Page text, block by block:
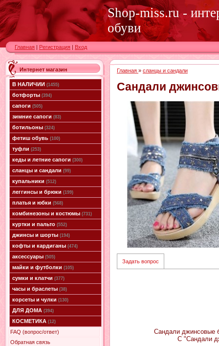
Shop-miss.ru -
обуви
Главная | Регистрация | Вход
Интернет магазин
В НАЛИЧИИ (1455)
ботфорты (394)
сапоги (505)
зимние сапоги (83)
ботильоны (324)
фетиш обувь (100)
туфли (253)
кеды и летние сапоги (300)
сланцы и сандали (99)
купальники (512)
леггинсы и брюки (199)
платья и юбки (568)
комбинезоны и костюмы (731)
куртки и пальто (552)
джинсы и шорты (194)
кофты и кардиганы (474)
аксессуары (505)
майки и футболки (105)
сумки и клатчи (377)
часы и браслеты (38)
корсеты и чулки (130)
ДЛЯ ДОМА (394)
КОСМЕТИКА (12)
FAQ (вопрос/ответ)
Обратная связь
Главная » сланцы и сандали
Сандали
Задать вопрос
Сандали джинсовые
С "Сандали